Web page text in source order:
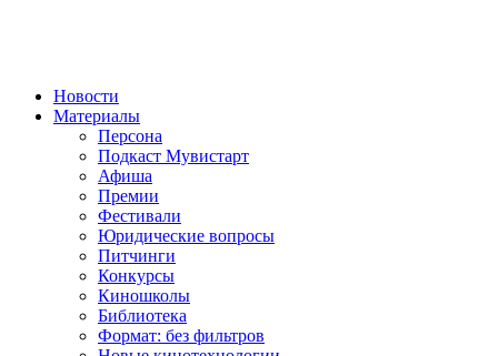
Новости
Материалы
Персона
Подкаст Мувистарт
Афиша
Премии
Фестивали
Юридические вопросы
Питчинги
Конкурсы
Киношколы
Библиотека
Формат: без фильтров